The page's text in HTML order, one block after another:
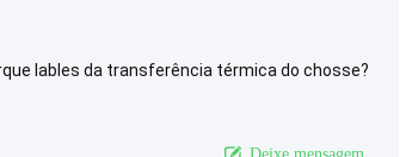
lables da transferência térmica do chosse?
Deixe mensagem.